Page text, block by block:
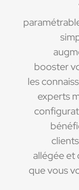
booster
les
experts
allégée et
que vous